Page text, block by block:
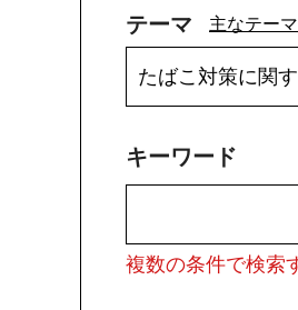
テーマ 主なテー
キーワード
複数の条件で検索